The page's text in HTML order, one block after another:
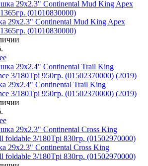
29x2.3" Continental Mud King Apex
(01010830000)
29x2.4" Continental Trail King
3/180Tpi 950гр. (01502370000) (2019)
29x2.3" Continental Cross King
foldable 3/180Tpi 830гр. (01502970000)